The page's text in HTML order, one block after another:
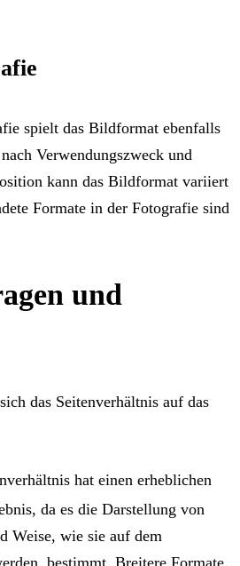
spielt das Bildformat ebenfalls
Verwendungszweck und
kann das Bildformat variiert
Formate in der Fotografie sind
und
das Seitenverhältnis auf das
hat einen erheblichen
da es die Darstellung von
Weise, wie sie auf dem
bestimmt. Breitere Formate,